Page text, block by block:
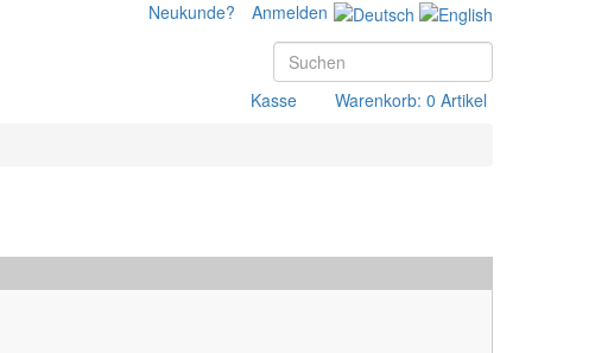
Neukunde? Anmelden
Kasse
Warenkorb: 0 Artikel